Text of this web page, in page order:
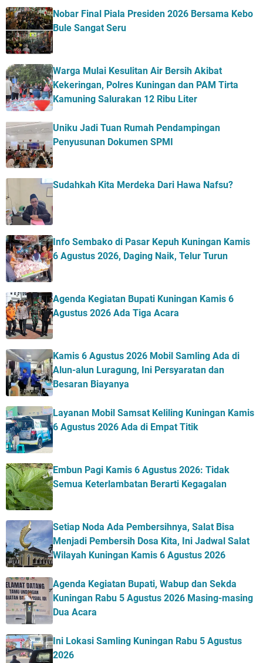
Nobar Final Piala Presiden 2026 Bersama Kebo
Bule Sangat Seru
Warga Mulai Kesulitan Air Bersih Akibat
Kekeringan, Polres Kuningan dan PAM Tirta
Kamuning Salurakan 12 Ribu Liter
Uniku Jadi Tuan Rumah Pendampingan
Penyusunan Dokumen SPMI
Sudahkah Kita Merdeka Dari Hawa Nafsu?
Info Sembako di Pasar Kepuh Kuningan Kamis
6 Agustus 2026, Daging Naik, Telur Turun
Agenda Kegiatan Bupati Kuningan Kamis 6
Agustus 2026 Ada Tiga Acara
Kamis 6 Agustus 2026 Mobil Samling Ada di
Alun-alun Luragung, Ini Persyaratan dan
Besaran Biayanya
Layanan Mobil Samsat Keliling Kuningan Kamis
6 Agustus 2026 Ada di Empat Titik
Embun Pagi Kamis 6 Agustus 2026: Tidak
Semua Keterlambatan Berarti Kegagalan
Setiap Noda Ada Pembersihnya, Salat Bisa
Menjadi Pembersih Dosa Kita, Ini Jadwal Salat
Wilayah Kuningan Kamis 6 Agustus 2026
Agenda Kegiatan Bupati, Wabup dan Sekda
Kuningan Rabu 5 Agustus 2026 Masing-masing
Dua Acara
Ini Lokasi Samling Kuningan Rabu 5 Agustus
2026